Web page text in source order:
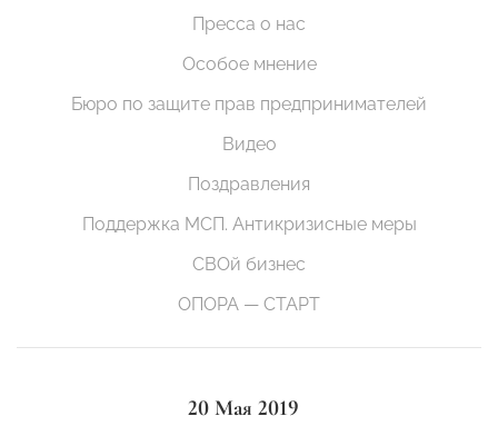
Пресса о нас
Особое мнение
Бюро по защите прав предпринимателей
Видео
Поздравления
Поддержка МСП. Антикризисные меры
СВОй бизнес
ОПОРА — СТАРТ
20 Мая 2019